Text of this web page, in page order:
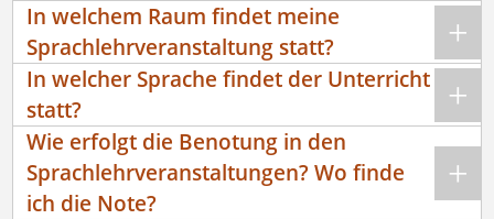
In welchem Raum findet meine
Sprachlehrveranstaltung statt?
In welcher Sprache findet der Unterricht
statt?
Wie erfolgt die Benotung in den
Sprachlehrveranstaltungen? Wo finde
ich die Note?